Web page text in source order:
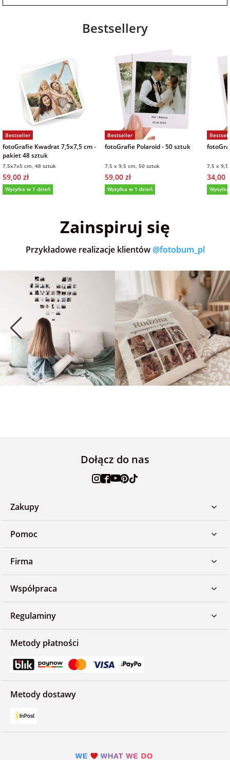
Bestsellery
Bestseller
fotoGrafie Kwadrat 7,5x7,5 cm -
pakiet 48 sztuk
7,5x7x5 cm, 48 sztuk
59,00 zł
Wysyłka w 1 dzień
Bestseller
fotoGrafie Polaroid - 50 sztuk
7,5 x 9,5 cm, 50 sztuk
59,00 zł
Wysyłka w 1 dzień
7,5 x
34,00
Zainspiruj się
Przykładowe realizacje klientów @fotobum_pl
Dołącz do nas
Zakupy
Pomoc
Firma
Współpraca
Regulaminy
Metody płatności
Metody dostawy